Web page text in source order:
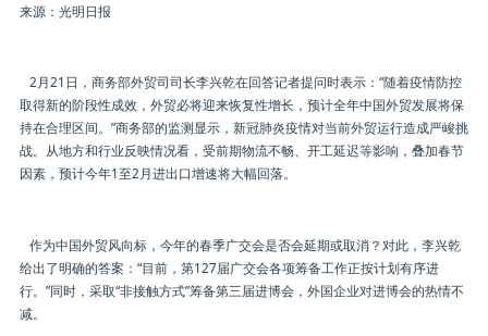
来源：光明日报
2月21日，商务部外贸司司长李兴乾在回答记者提问时表示：“随着疫情防控
取得新的阶段性成效，外贸必将迎来恢复性增长，预计全年中国外贸发展将保
持在合理区间。”商务部的监测显示，新冠肺炎疫情对当前外贸运行造成严峻挑
战。从地方和行业反映情况看，受前期物流不畅、开工延迟等影响，叠加春节
因素，预计今年1至2月进出口增速将大幅回落。
作为中国外贸风向标，今年的春季广交会是否会延期或取消？对此，李兴乾
给出了明确的答案：“目前，第127届广交会各项筹备工作正按计划有序进
行。”同时，采取“非接触方式”筹备第三届进博会，外国企业对进博会的热情不
减。